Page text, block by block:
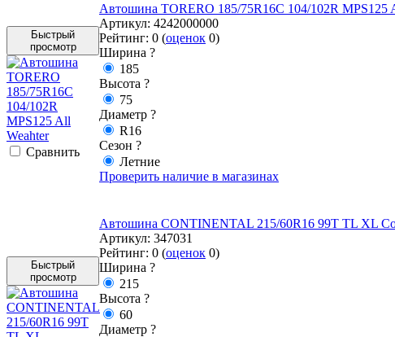
Быстрый
просмотр
Cравнить
Автошина TORERO 185/75R16C 104/102R MPS125
Артикул: 4242000000
Рейтинг: 0 (оценок 0)
Ширина ?
185
Высота ?
75
Диаметр ?
R16
Сезон ?
Летние
Проверить наличие в магазинах
Быстрый
просмотр
Автошина CONTINENTAL 215/60R16 99T TL XL
Артикул: 347031
Рейтинг: 0 (оценок 0)
Ширина ?
215
Высота ?
60
Диаметр ?